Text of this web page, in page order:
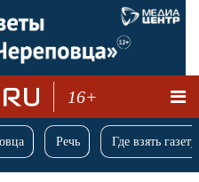
16+
Речь Где взять